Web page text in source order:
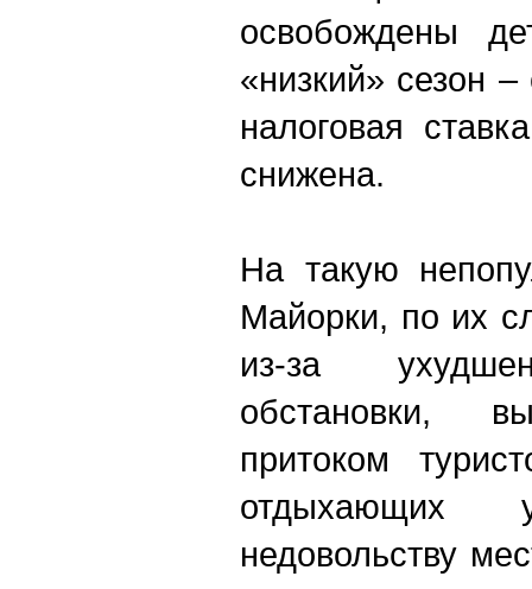
освобождены
«низкий» сезон
налоговая
снижена.
На такую
Майорки, по их
из-за
обстановки,
притоком
недовольству